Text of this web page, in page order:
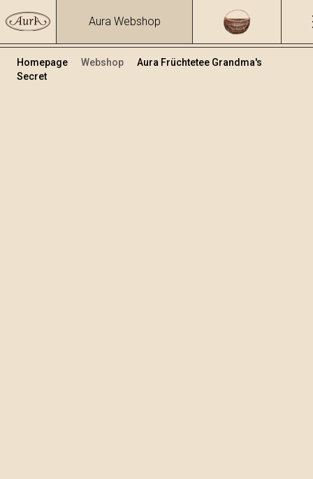
Aura Webshop
Homepage Webshop
Aura Früchtetee Grandma's
Secret